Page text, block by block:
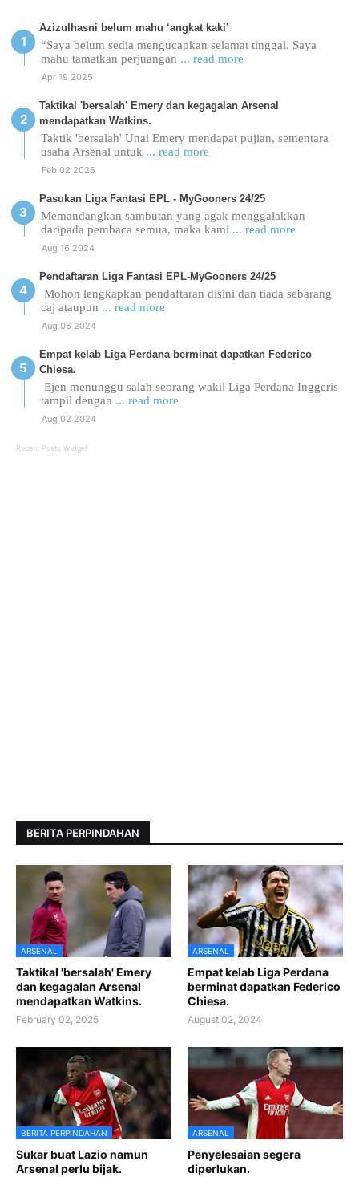
Azizulhasni belum mahu ‘angkat kaki’
“Saya belum sedia mengucapkan selamat tinggal. Saya
mahu tamatkan perjuangan ... read more
Apr 19 2025
Taktikal 'bersalah' Emery dan kegagalan Arsenal
mendapatkan Watkins.
Taktik 'bersalah' Unai Emery mendapat pujian, sementara
usaha Arsenal untuk ... read more
Feb 02 2025
Pasukan Liga Fantasi EPL - MyGooners 24/25
Memandangkan sambutan yang agak menggalakkan
daripada pembaca semua, maka kami ... read more
Aug 16 2024
Pendaftaran Liga Fantasi EPL-MyGooners 24/25
Mohon lengkapkan pendaftaran disini dan tiada sebarang
caj ataupun ... read more
Aug 06 2024
Empat kelab Liga Perdana berminat dapatkan Federico
Chiesa.
Ejen menunggu salah seorang wakil Liga Perdana Inggeris
tampil dengan ... read more
Aug 02 2024
Recent Posts Widget
BERITA PERPINDAHAN
ARSENAL
Taktikal 'bersalah' Emery
dan kegagalan Arsenal
mendapatkan Watkins.
February 02, 2025
ARSENAL
Empat kelab Liga Perdana
berminat dapatkan Federico
Chiesa.
August 02, 2024
BERITA PERPINDAHAN
Sukar buat Lazio namun
Arsenal perlu bijak.
ARSENAL
Penyelesaian segera
diperlukan.